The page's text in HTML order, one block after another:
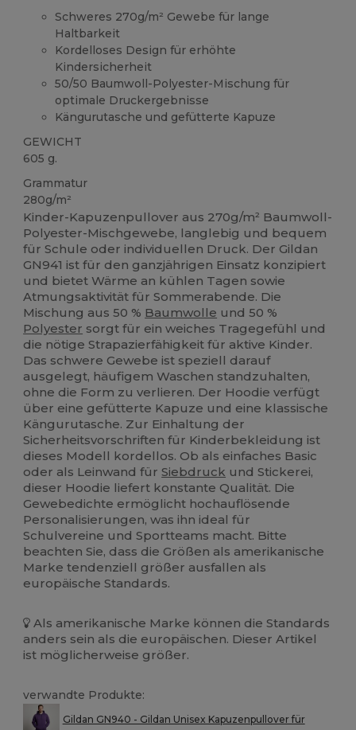
Schweres 270g/m² Gewebe für lange
Haltbarkeit
Kordelloses Design für erhöhte
Kindersicherheit
50/50 Baumwoll-Polyester-Mischung für
optimale Druckergebnisse
Kängurutasche und gefütterte Kapuze
GEWICHT
605 g.
Grammatur
280g/m²
Kinder-Kapuzenpullover aus 270g/m² Baumwoll-
Polyester-Mischgewebe, langlebig und bequem
für Schule oder individuellen Druck. Der Gildan
GN941 ist für den ganzjährigen Einsatz konzipiert
und bietet Wärme an kühlen Tagen sowie
Atmungsaktivität für Sommerabende. Die
Mischung aus 50 % Baumwolle und 50 %
Polyester sorgt für ein weiches Tragegefühl und
die nötige Strapazierfähigkeit für aktive Kinder.
Das schwere Gewebe ist speziell darauf
ausgelegt, häufigem Waschen standzuhalten,
ohne die Form zu verlieren. Der Hoodie verfügt
über eine gefütterte Kapuze und eine klassische
Kängurutasche. Zur Einhaltung der
Sicherheitsvorschriften für Kinderbekleidung ist
dieses Modell kordellos. Ob als einfaches Basic
oder als Leinwand fürSiebdruck und Stickerei,
dieser Hoodie liefert konstante Qualität. Die
Gewebedichte ermöglicht hochauflösende
Personalisierungen, was ihn ideal für
Schulvereine und Sportteams macht. Bitte
beachten Sie, dass die Größen als amerikanische
Marke tendenziell größer ausfallen als
europäische Standards.
Als amerikanische Marke können die Standards
anders sein als die europäischen. Dieser Artikel
ist möglicherweise größer.
verwandte Produkte:
Gildan GN940 - Gildan Unisex Kapuzenpullover für